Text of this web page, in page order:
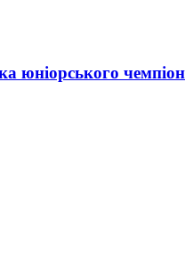
юніорського